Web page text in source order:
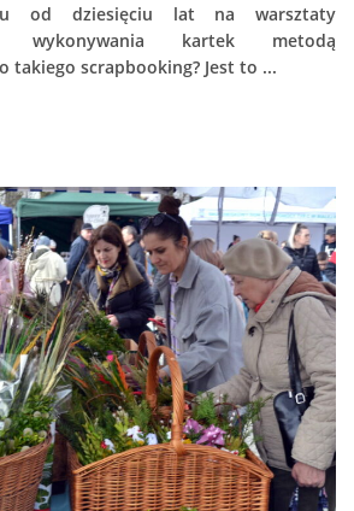
od dziesięciu lat na warsztaty
wykonywania kartek metodą
takiego scrapbooking? Jest to ...